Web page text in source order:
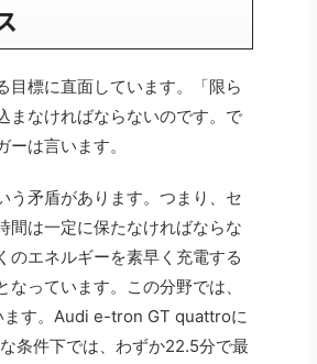
目標に直面しています。「限ら
まなければならないのです。で
は言います。
う矛盾があります。つまり、セ
間は一定に保たなければならな
のエネルギーを素早く充電する
っています。この分野では、
ます。Audi e-tron GT quattroに
条件下では、わずか22.5分で最